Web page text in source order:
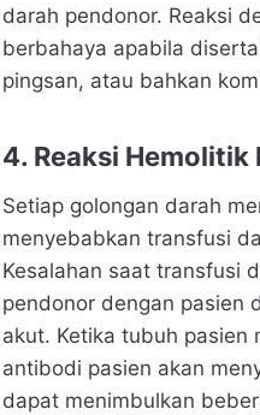
darah pendonor. Reaksi
berbahaya apabila
pingsan, atau bahkan
4. Reaksi Hemolitik
Setiap golongan darah
menyebabkan transfusi
Kesalahan saat transfusi
pendonor dengan pasien
akut. Ketika tubuh pasien
antibodi pasien akan
dapat menimbulkan